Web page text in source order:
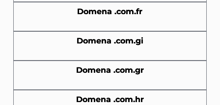
Domena .com.fr
Domena .com.gi
Domena .com.gr
Domena .com.hr